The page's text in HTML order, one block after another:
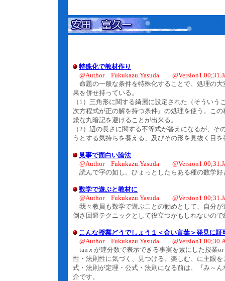
特殊化で教材作り
@Author Fukukazu.Yasuda
命題の一般な条件を特殊化することで、処理の
果を併せ持っている。
（1）三角形に関する綺麗に設定された（そうい
次方程式が正の解を持つ条件』の処理を使う。こ
燥な丸暗記を避けることが出来る。
（2）辺の長さに関する不等式が答えになるが、
うとする気持ちを養える、及びその形を見抜く目を
見事で面白い論法
@Author Fukukazu.Yasuda
読んで字の如し。ひょっとしたらある種の数学
数学で遊ぶと教材に
@Author Fukukazu.Yasuda
我々教員も数学で遊ぶことの勧めとして、自分
倒さ回避テクニックとして役立つかもしれないので
こんな授業どうでしょう１＜合い言葉＞発見に証
@Author Fukukazu.Yasuda
tan x が連分数で表示できる事実を素にした授業
性・法則性に気づく、見つける、楽しむ、に主眼
式・法則が定理・公式・法則になる前は、『み～
介です。